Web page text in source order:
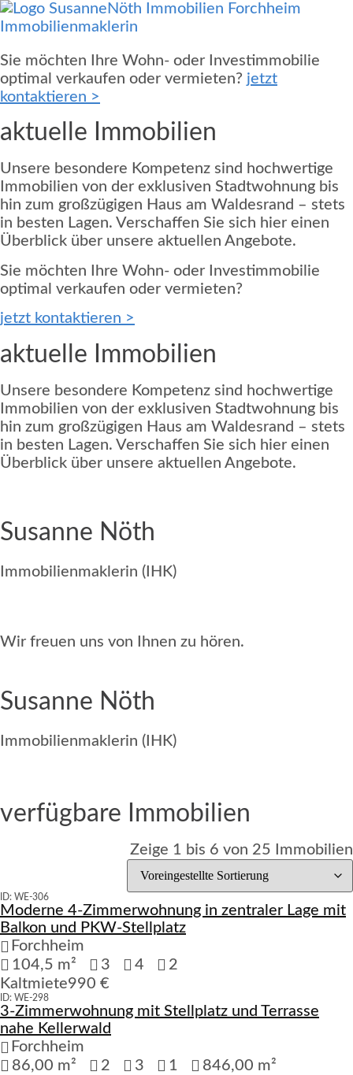
Zum
Inhalt
Sie möchten Ihre Wohn- oder Investimmobilie
optimal verkaufen oder vermieten? jetzt
kontaktieren >
aktuelle Immobilien
Unsere besondere Kompetenz sind hochwertige
Immobilien von der exklusiven Stadtwohnung bis
hin zum großzügigen Haus am Waldesrand – stets
in besten Lagen. Verschaffen Sie sich hier einen
Überblick über unsere aktuellen Angebote.
Sie möchten Ihre Wohn- oder Investimmobilie
optimal verkaufen oder vermieten?
jetzt kontaktieren >
aktuelle Immobilien
Unsere besondere Kompetenz sind hochwertige
Immobilien von der exklusiven Stadtwohnung bis
hin zum großzügigen Haus am Waldesrand – stets
in besten Lagen. Verschaffen Sie sich hier einen
Überblick über unsere aktuellen Angebote.
Susanne Nöth
Immobilienmaklerin (IHK)
Wir freuen uns von Ihnen zu hören.
Susanne Nöth
Immobilienmaklerin (IHK)
verfügbare Immobilien
Zeige 1 bis 6 von 25 Immobilien
Verfügbar
ID: WE-306
Moderne 4-Zimmerwohnung in zentraler Lage mit
Balkon und PKW-Stellplatz
Forchheim
104,5 m²
3 4
2
Kaltmiete990 €
Verfügbar
ID: WE-298
3-Zimmerwohnung mit Stellplatz und Terrasse
nahe Kellerwald
Forchheim
86,00 m²
2 3 1
846,00 m²